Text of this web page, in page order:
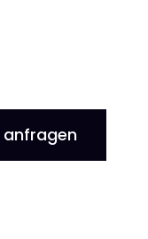
anfragen